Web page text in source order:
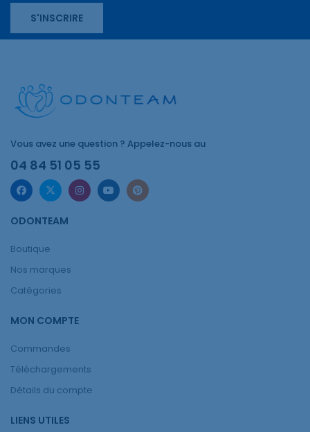
S'INSCRIRE
Vous avez une question ? Appelez-nous au
04 84 51 05 55
ODONTEAM
Boutique
Nos marques
Catégories
MON COMPTE
Commandes
Téléchargements
Détails du compte
LIENS UTILES